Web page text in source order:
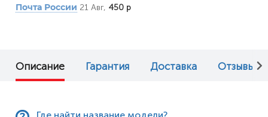
Почта России 21 Авг, 450 р
Описание Гарантия Доставка Отзывы (0)